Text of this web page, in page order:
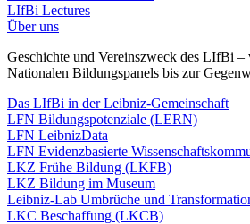
LIfBi Lectures
Über uns
Geschichte und Vereinszweck des LIfBi –
Nationalen Bildungspanels bis zur
Das LIfBi in der Leibniz-Gemeinschaft
LFN Bildungspotenziale (LERN)
LFN LeibnizData
LFN Evidenzbasierte
LKZ Frühe Bildung (LKFB)
LKZ Bildung im Museum
Leibniz-Lab Umbrüche und
LKC Beschaffung (LKCB)